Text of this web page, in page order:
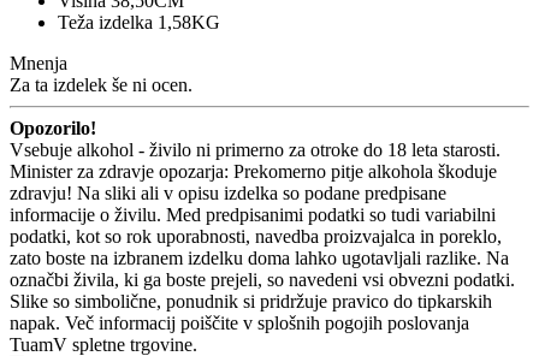
Teža izdelka 1,58KG
Mnenja
Za ta izdelek še ni ocen.
Opozorilo!
Vsebuje alkohol - živilo ni primerno za otroke do 18 leta starosti.
Minister za zdravje opozarja: Prekomerno pitje alkohola škoduje
zdravju! Na sliki ali v opisu izdelka so podane predpisane
informacije o živilu. Med predpisanimi podatki so tudi variabilni
podatki, kot so rok uporabnosti, navedba proizvajalca in poreklo,
zato boste na izbranem izdelku doma lahko ugotavljali razlike. Na
označbi živila, ki ga boste prejeli, so navedeni vsi obvezni podatki.
Slike so simbolične, ponudnik si pridržuje pravico do tipkarskih
napak. Več informacij poiščite v splošnih pogojih poslovanja
TuamV spletne trgovine.